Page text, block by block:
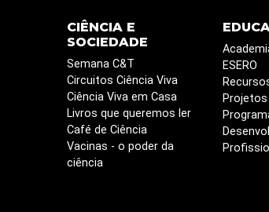
CIÊNCIA E
SOCIEDADE
Semana C&T
Circuitos Ciência Viva
Ciência Viva em Casa
Livros que queremos ler
Café de Ciência
Vacinas - o poder da
ciência
ESERO